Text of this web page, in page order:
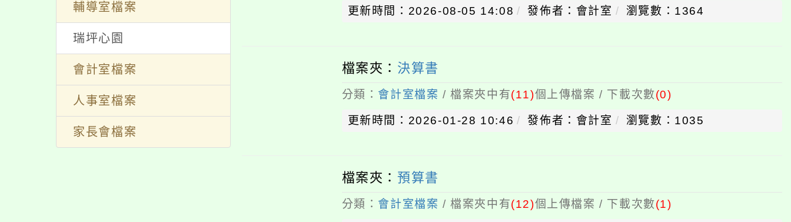
輔導室檔案
瑞坪心園
會計室檔案
人事室檔案
家長會檔案
更新時間：2026-08-05 14:08 發佈者：會計室 瀏覽數：1364
檔案夾： 決算書
分類： 會計室檔案 / 檔案夾中有 (11)個上傳檔案 / 下載次數(0)
更新時間：2026-01-28 10:46 發佈者：會計室 瀏覽數：1035
檔案夾： 預算書
分類： 會計室檔案 / 檔案夾中有 (12) 個上傳檔案 / 下載次數(1)